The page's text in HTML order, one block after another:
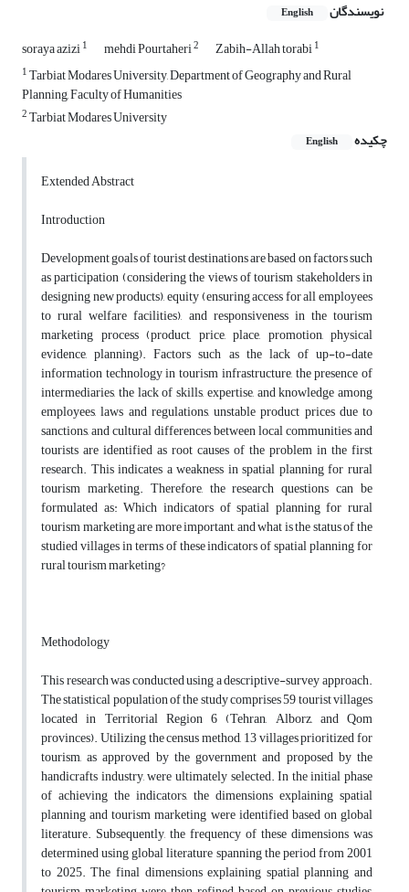
نویسندگان English
soraya azizi1 mehdi Pourtaheri2 Zabih-Allah torabi1
1Tarbiat Modares University, Department of Geography and Rural
Planning, Faculty of Humanities
2Tarbiat Modares University
چکیده
English
Extended Abstract
Introduction
Development goals of tourist destinations are based on factors such
as participation (considering the views of tourism stakeholders in
designing new products), equity (ensuring access for all employees
to rural welfare facilities), and responsiveness in the tourism
marketing process (product, price, place, promotion, physical
evidence, planning). Factors such as the lack of up-to-date
information technology in tourism infrastructure, the presence of
intermediaries, the lack of skills, expertise, and knowledge among
employees, laws and regulations, unstable product prices due to
sanctions, and cultural differences between local communities and
tourists are identified as root causes of the problem in the first
research. This indicates a weakness in spatial planning for rural
tourism marketing. Therefore, the research questions can be
formulated as: Which indicators of spatial planning for rural
tourism marketing are more important, and what is the status of the
studied villages in terms of these indicators of spatial planning for
rural tourism marketing?
Methodology
This research was conducted using a descriptive-survey approach.
The statistical population of the study comprises 59 tourist villages
located in Territorial Region 6 (Tehran, Alborz, and Qom
provinces). Utilizing the census method, 13 villages prioritized for
tourism, as approved by the government and proposed by the
handicrafts industry, were ultimately selected. In the initial phase
of achieving the indicators, the dimensions explaining spatial
planning and tourism marketing were identified based on global
literature. Subsequently, the frequency of these dimensions was
determined using global literature spanning the period from 2001
to 2025. The final dimensions explaining spatial planning and